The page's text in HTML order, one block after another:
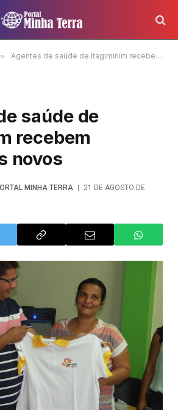
» Agentes de saúde de Itagimiriim recebem uniformes novos
saúde de
recebem
novos
MINHA TERRA
21 DE AGOSTO DE